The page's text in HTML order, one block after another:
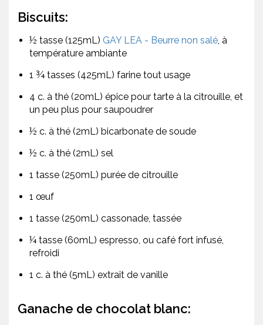
Biscuits:
½ tasse (125mL) GAY LEA - Beurre non salé, à
température ambiante
1 ¾ tasses (425mL) farine tout usage
4 c. à thé (20mL) épice pour tarte à la citrouille, et
un peu plus pour saupoudrer
½ c. à thé (2mL) bicarbonate de soude
½ c. à thé (2mL) sel
1 tasse (250mL) purée de citrouille
1 œuf
1 tasse (250mL) cassonade, tassée
¼ tasse (60mL) espresso, ou café fort infusé,
refroidi
1 c. à thé (5mL) extrait de vanille
Ganache de chocolat blanc: